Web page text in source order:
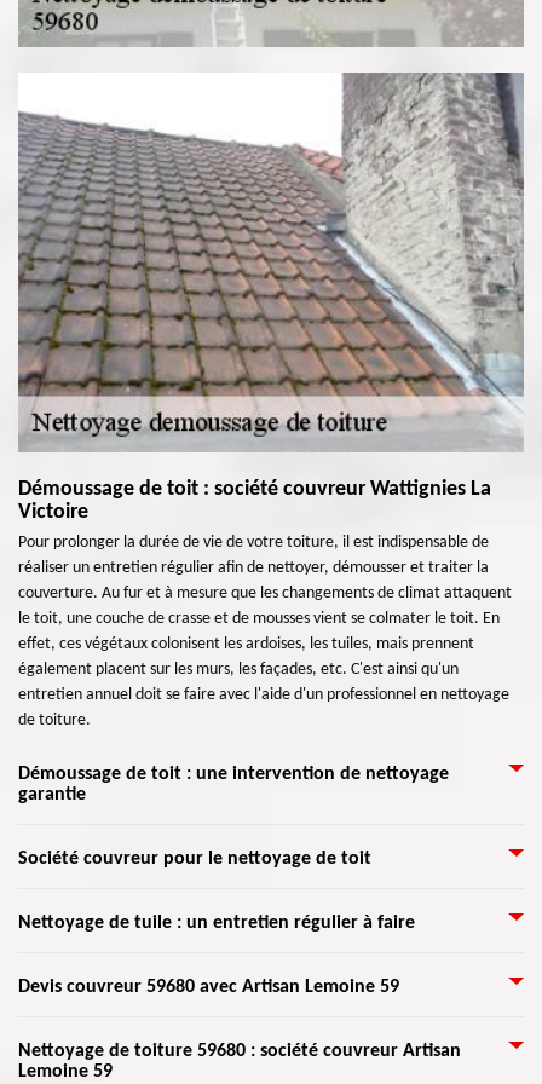
Démoussage de toit : société couvreur Wattignies La
Victoire
Pour prolonger la durée de vie de votre toiture, il est indispensable de
réaliser un entretien régulier afin de nettoyer, démousser et traiter la
couverture. Au fur et à mesure que les changements de climat attaquent
le toit, une couche de crasse et de mousses vient se colmater le toit. En
effet, ces végétaux colonisent les ardoises, les tuiles, mais prennent
également placent sur les murs, les façades, etc. C'est ainsi qu'un
entretien annuel doit se faire avec l'aide d'un professionnel en nettoyage
de toiture.
Démoussage de toit : une intervention de nettoyage
garantie
Les mousses et les lichens accumulés sur le toit deviennent de plus en plus
toiture un traitement et un entretien régulier au moins une fois par an.
tout type. Notre équipe est spécialisée en travaux de nettoyage, nous
Société couvreur pour le nettoyage de toit
Le nettoyage de toiture est une intervention nécessaire à faire pour
couverture du toit et de la ténacité des mousses à enlever. Quand la
traitées à l’aide d’un moyen qui repousse la repousse rapide. Pour tout
59680, nous sommes à votre service pour faire le nettoyage et le
Nettoyage de tuile : un entretien régulier à faire
Vous avez une toiture en tuile ? Faites-en le nettoyage régulier pour éviter
la proie facile pour les végétaux surtout pendant les saisons humides. Ainsi,
Devis couvreur 59680 avec Artisan Lemoine 59
Couvreur Artisan Lemoine 59 intervient pour le démoussage de toiture de
manière à atteindre toutes les surfaces. L’entreprise dispose tout savoir-
Nettoyage de toiture 59680 : société couvreur Artisan
Lemoine 59